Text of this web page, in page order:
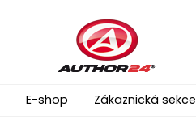
E-shop Zákaznická sekce